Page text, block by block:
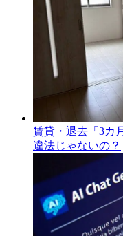
賃貸・退去「3カ
違法じゃないの？